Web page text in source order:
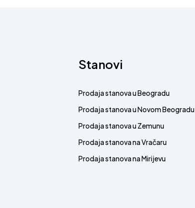
Stanovi
Prodaja stanova u Beogradu
Prodaja stanova u Novom Beogradu
Prodaja stanova u Zemunu
Prodaja stanova na Vračaru
Prodaja stanova na Mirijevu